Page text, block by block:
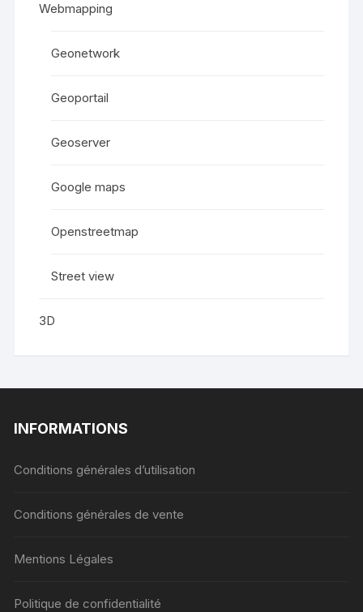
Webmapping
Geonetwork
Geoportail
Geoserver
Google maps
Openstreetmap
Street view
3D
INFORMATIONS
Conditions générales d’utilisation
Conditions générales de vente
Mentions Légales
Politique de confidentialité